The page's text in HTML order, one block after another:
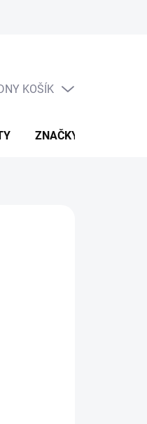
NÁKUPNÝ
KOŠÍK
ZNAČKY